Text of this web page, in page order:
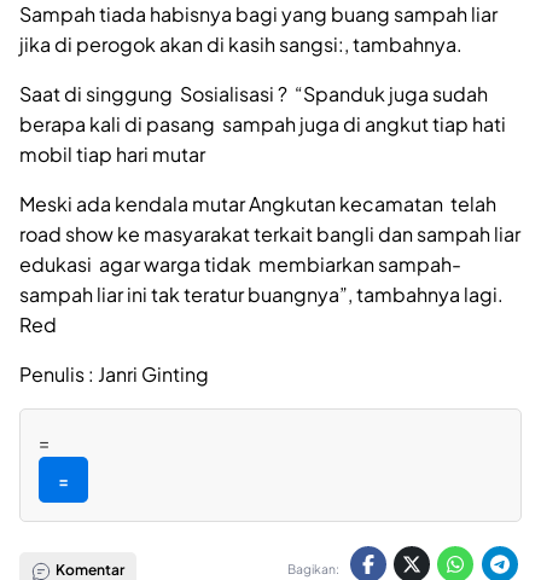
Sampah tiada habisnya bagi yang buang sampah liar
jika di perogok akan di kasih sangsi:, tambahnya.
Saat di singgung Sosialisasi ? “Spanduk juga sudah
berapa kali di pasang sampah juga di angkut tiap hati
mobil tiap hari mutar
Meski ada kendala mutar Angkutan kecamatan telah
road show ke masyarakat terkait bangli dan sampah liar
edukasi agar warga tidak membiarkan sampah-
sampah liar ini tak teratur buangnya”, tambahnya lagi.
Red
Penulis : Janri Ginting
=
=
Komentar Bagikan: